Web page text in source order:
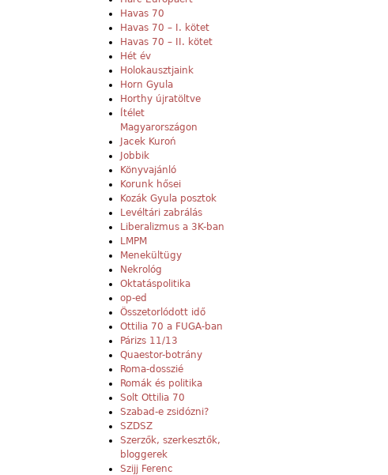
Havas 70
Havas 70 – I. kötet
Havas 70 – II. kötet
Hét év
Holokausztjaink
Horn Gyula
Horthy újratöltve
Ítélet
Magyarországon
Jacek Kuroń
Jobbik
Könyvajánló
Korunk hősei
Kozák Gyula posztok
Levéltári zabrálás
Liberalizmus a 3K-ban
LMPM
Menekültügy
Nekrológ
Oktatáspolitika
op-ed
Összetorlódott idő
Ottilia 70 a FUGA-ban
Párizs 11/13
Quaestor-botrány
Roma-dosszié
Romák és politika
Solt Ottilia 70
Szabad-e zsidózni?
SZDSZ
Szerzők, szerkesztők,
bloggerek
Szijj Ferenc